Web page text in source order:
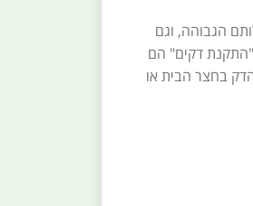
הגבוהה, וגם
דקים" הם
בחצר הבית או